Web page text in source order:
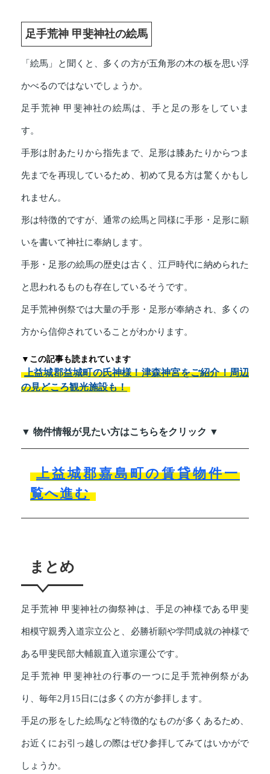
足手荒神 甲斐神社の絵馬
「絵馬」と聞くと、多くの方が五角形の木の板を思い浮
かべるのではないでしょうか。
足手荒神 甲斐神社の絵馬は、手と足の形をしていま
す。
手形は肘あたりから指先まで、足形は膝あたりからつま
先までを再現しているため、初めて見る方は驚くかもし
れません。
形は特徴的ですが、通常の絵馬と同様に手形・足形に願
いを書いて神社に奉納します。
手形・足形の絵馬の歴史は古く、江戸時代に納められた
と思われるものも存在しているそうです。
足手荒神例祭では大量の手形・足形が奉納され、多くの
方から信仰されていることがわかります。
▼この記事も読まれています
上益城郡益城町の氏神様！津森神宮をご紹介！周辺
の見どころ観光施設も！
▼ 物件情報が見たい方はこちらをクリック ▼
上益城郡嘉島町の賃貸物件一
覧へ進む
まとめ
足手荒神 甲斐神社の御祭神は、手足の神様である甲斐
相模守親秀入道宗立公と、必勝祈願や学問成就の神様で
ある甲斐民部大輔親直入道宗運公です。
足手荒神 甲斐神社の行事の一つに足手荒神例祭があ
り、毎年2月15日には多くの方が参拝します。
手足の形をした絵馬など特徴的なものが多くあるため、
お近くにお引っ越しの際はぜひ参拝してみてはいかがで
しょうか。